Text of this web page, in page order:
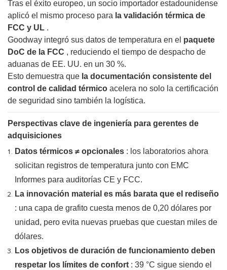
Tras el éxito europeo, un socio importador estadounidense
aplicó el mismo proceso para la validación térmica de
FCC y UL .
Goodway integró sus datos de temperatura en el paquete
DoC de la FCC , reduciendo el tiempo de despacho de
aduanas de EE. UU. en un 30 %.
Esto demuestra que la documentación consistente del
control de calidad térmico acelera no solo la certificación
de seguridad sino también la logística.
Perspectivas clave de ingeniería para gerentes de
adquisiciones
Datos térmicos ≠ opcionales : los laboratorios ahora
solicitan registros de temperatura junto con EMC
Informes para auditorías CE y FCC.
La innovación material es más barata que el rediseño
: una capa de grafito cuesta menos de 0,20 dólares por
unidad, pero evita nuevas pruebas que cuestan miles de
dólares.
Los objetivos de duración de funcionamiento deben
respetar los límites de confort : 39 °C sigue siendo el